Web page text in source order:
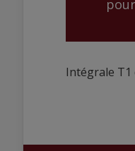
Intégrale T1